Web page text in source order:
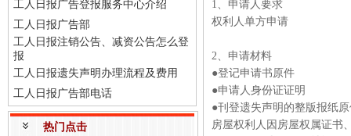
工人日报广告登报服务中心介绍
工人日报广告部
工人日报注销公告、减资公告怎么登
报
工人日报遗失声明办理流程及费用
工人日报广告部电话
热门点击
1、申请人要求
权利人单方申请
2、申请材料
●登记申请书原件
●申请人身份证证明
●刊登遗失声明的整版报纸原
房屋权利人因房屋权属证书